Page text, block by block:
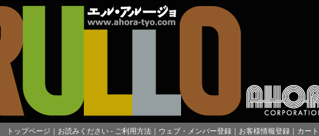
トップページ お読みください - ご利用方法 ウェブ・メンバー登録 お客様情報登録 カート